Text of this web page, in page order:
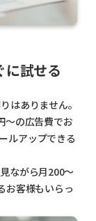
に試せる
はありません。
〜の広告費でお
ルアップできる
ながら月200〜
お客様もいらっ